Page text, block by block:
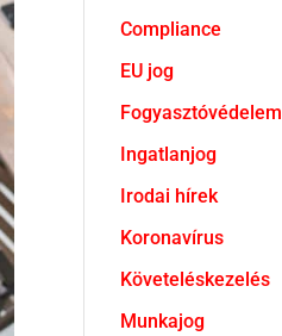
Compliance
EU jog
Fogyasztóvédelem
Ingatlanjog
Irodai hírek
Koronavírus
Követeléskezelés
Munkajog